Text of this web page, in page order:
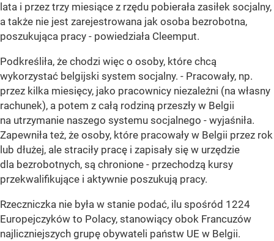
lata i przez trzy miesiące z rzędu pobierała zasiłek socjalny,
a także nie jest zarejestrowana jak osoba bezrobotna,
poszukująca pracy - powiedziała Cleemput.
Podkreśliła, że chodzi więc o osoby, które chcą
wykorzystać belgijski system socjalny. - Pracowały, np.
przez kilka miesięcy, jako pracownicy niezależni (na własny
rachunek), a potem z całą rodziną przeszły w Belgii
na utrzymanie naszego systemu socjalnego - wyjaśniła.
Zapewniła też, że osoby, które pracowały w Belgii przez rok
lub dłużej, ale straciły pracę i zapisały się w urzędzie
dla bezrobotnych, są chronione - przechodzą kursy
przekwalifikujące i aktywnie poszukują pracy.
Rzeczniczka nie była w stanie podać, ilu spośród 1224
Europejczyków to Polacy, stanowiący obok Francuzów
najliczniejszych grupę obywateli państw UE w Belgii.